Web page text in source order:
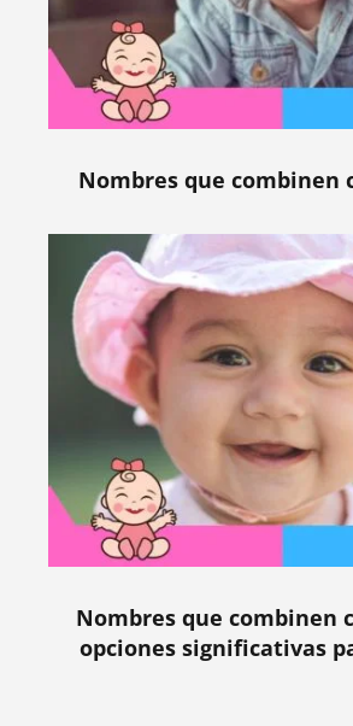
Nombres que combinen
Nombres que combinen
opciones significativas